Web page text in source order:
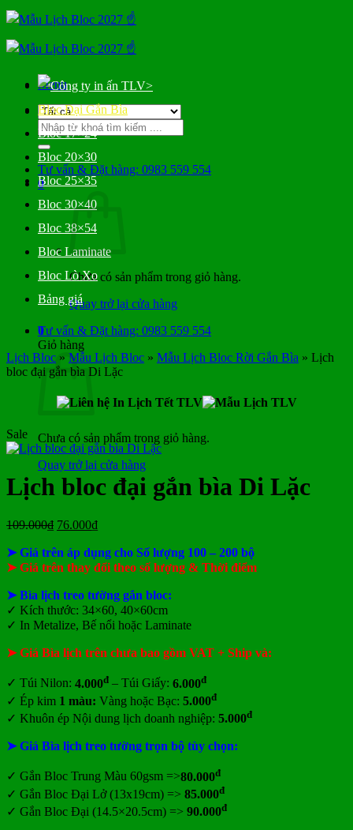
Bỏ
qua
nội
dung
Menu
Tìm
kiếm:
Tư vấn & Đặt hàng: 0983 559 554
0
Chưa có sản phẩm trong giỏ hàng.
Quay trở lại cửa hàng
0
Giỏ hàng
Chưa có sản phẩm trong giỏ hàng.
Quay trở lại cửa hàng
>
Bloc Đại Gắn Bìa
Bloc 17×24
Bloc 20×30
Bloc 25×35
Bloc 30×40
Bloc 38×54
Bloc Laminate
Bloc Lò Xo
Bảng giá
Tư vấn & Đặt hàng: 0983 559 554
Lịch Bloc » Mẫu Lịch Bloc » Mẫu Lịch Bloc Rời Gắn Bìa » Lịch
bloc đại gắn bìa Di Lặc
Sale
Lịch bloc đại gắn bìa Di Lặc
109.000₫ Giá
là:
109.000₫.
76.000₫Giá
tại
là:
➤ Giá trên áp dụng cho Số lượng 100 – 200 bộ
➤ Giá trên thay đổi theo số lượng & Thời điểm
➤ Bìa lịch treo tường gắn bloc:
✓ Kích thước: 34×60, 40×60cm
✓ In Metalize, Bế nổi hoặc Laminate
➤ Giá Bìa lịch trên chưa bao gồm VAT + Ship và:
✓ Túi Nilon: 4.000đ – Túi Giấy: 6.000đ
✓ Ép kim 1 màu: Vàng hoặc Bạc: 5.000đ
✓ Khuôn ép Nội dung lịch doanh nghiệp: 5.000đ
➤ Giá Bìa lịch treo tường trọn bộ tùy chọn:
✓ Gắn Bloc Trung Màu 60gsm =>80.000đ
✓ Gắn Bloc Đại Lở (13x19cm) => 85.000đ
✓ Gắn Bloc Đại (14.5×20.5cm) => 90.000đ